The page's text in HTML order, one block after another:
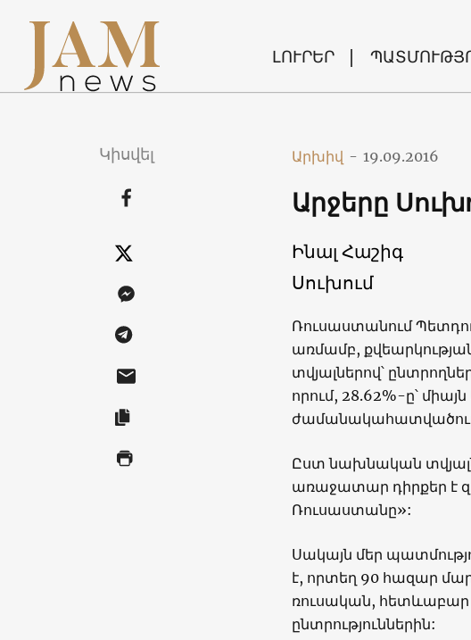
ԼՈՒՐԵՐ
Կիսվել Արխիվ - 19.09.2016
Արջերը
Ինալ Հաշիգ
Սուխում
Ռուսաստանում
առմամբ,
տվյալներով՝
որում, 28.62%-ը՝
ժամանակահատվածում
Ըստ նախնական
առաջատար դիրքեր է
Ռուսաստանը»:
Սակայն մեր
է, որտեղ 90 հազար
ռուսական, հետևաբար
ընտրություններին: